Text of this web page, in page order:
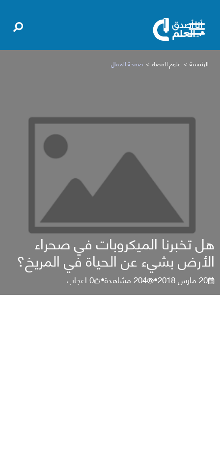
الرئيسية علوم الفضاء صفحة المقال
هل تخبرنا الميكروبات في صحراء
الأرض بشيء عن الحياة في المريخ؟
20 مارس 2018 •
204مشاهدة•
0اعجاب